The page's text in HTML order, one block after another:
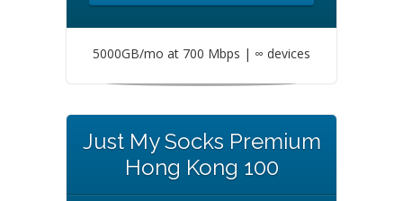
5000GB/mo at 700 Mbps | ∞ devices
Just My Socks Premium
Hong Kong 100